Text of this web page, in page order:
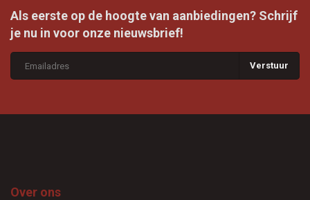
Als eerste op de hoogte van aanbiedingen? Schrijf
je nu in voor onze nieuwsbrief!
Verstuur
Over ons